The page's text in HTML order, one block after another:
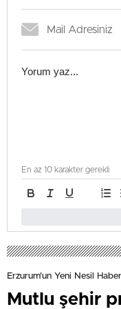
En az 10 karakter gerekli
Erzurum'un Yeni Nesil
Mutlu şehir